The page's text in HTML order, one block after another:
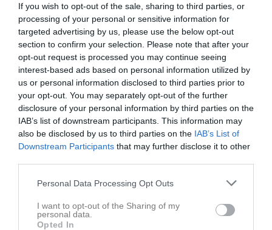
If you wish to opt-out of the sale, sharing to third parties, or
processing of your personal or sensitive information for
targeted advertising by us, please use the below opt-out
section to confirm your selection. Please note that after your
opt-out request is processed you may continue seeing
interest-based ads based on personal information utilized by
us or personal information disclosed to third parties prior to
your opt-out. You may separately opt-out of the further
disclosure of your personal information by third parties on the
IAB’s list of downstream participants. This information may
also be disclosed by us to third parties on the IAB’s List of
Downstream Participants that may further disclose it to other
Personal Data Processing Opt Outs
I want to opt-out of the Sharing of my
personal data.
Opted In
Bordtennis Junior Ljusblå 1 apr 0
Visa fler nyheter
Nyheter från föreningen
Gratis sommarlovspingis i Eldsundsvikshallen
Sparbanken Mälardalen 🧡 IFK Mariefred = Sant